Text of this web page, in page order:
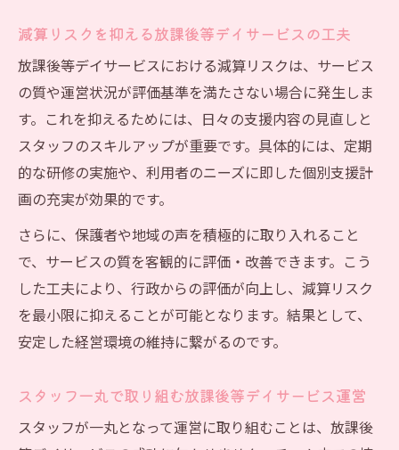
減算リスクを抑える放課後等デイサービスの工夫
放課後等デイサービスにおける減算リスクは、サービス
の質や運営状況が評価基準を満たさない場合に発生しま
す。これを抑えるためには、日々の支援内容の見直しと
スタッフのスキルアップが重要です。具体的には、定期
的な研修の実施や、利用者のニーズに即した個別支援計
画の充実が効果的です。
さらに、保護者や地域の声を積極的に取り入れること
で、サービスの質を客観的に評価・改善できます。こう
した工夫により、行政からの評価が向上し、減算リスク
を最小限に抑えることが可能となります。結果として、
安定した経営環境の維持に繋がるのです。
スタッフ一丸で取り組む放課後等デイサービス運営
スタッフが一丸となって運営に取り組むことは、放課後